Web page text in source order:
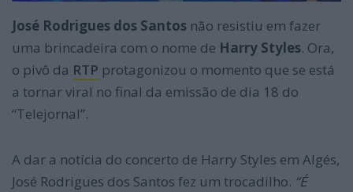
José Rodrigues dos Santos não resistiu em fazer
uma brincadeira com o nome de Harry Styles. Ora,
o pivô da RTP protagonizou o momento que se está
a tornar viral no final da emissão de dia 18 do
“Telejornal”.
A dar a notícia do concerto de Harry Styles em Algés,
José Rodrigues dos Santos fez um trocadilho. “É